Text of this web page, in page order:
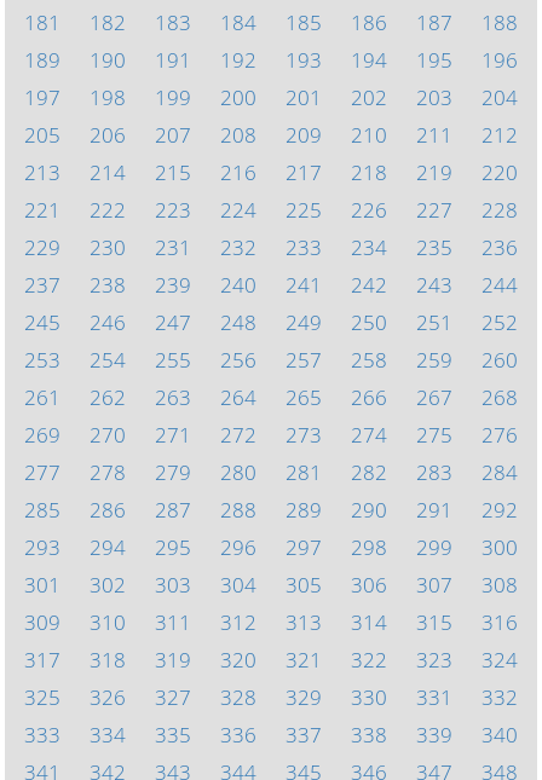
181
182 183 184 185 186 187
188
189
190 191 192 193 194 195
196
197
198 199 200 201 202 203
204
205
206 207 208 209 210 211
212
213
214 215 216 217 218 219
220
221
222 223 224 225 226 227
228
229
230 231 232 233 234 235
236
237
238 239 240 241 242 243
244
245
246 247 248 249 250 251
252
253
254 255 256 257 258 259
260
261
262 263 264 265 266 267
268
269
270 271 272 273 274 275
276
277
278 279 280 281 282 283
284
285
286 287 288 289 290 291
292
293
294 295 296 297 298 299
300
301
302 303 304 305 306 307
308
309
310 311 312 313 314 315
316
317
318 319 320 321 322 323
324
325
326 327 328 329 330 331
332
333
334 335 336 337 338 339
340
341
342 343 344 345 346 347 348